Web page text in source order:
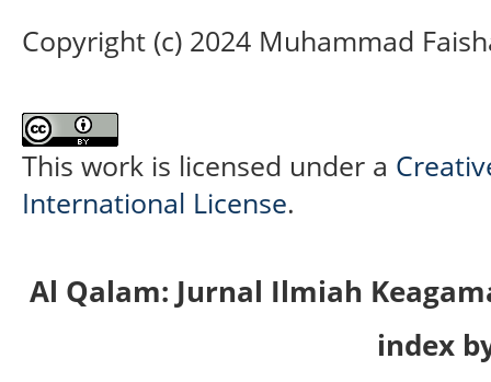
Copyright (c) 2024 Muhammad
This work is licensed under a
International License.
Al Qalam: Jurnal Ilmiah
index